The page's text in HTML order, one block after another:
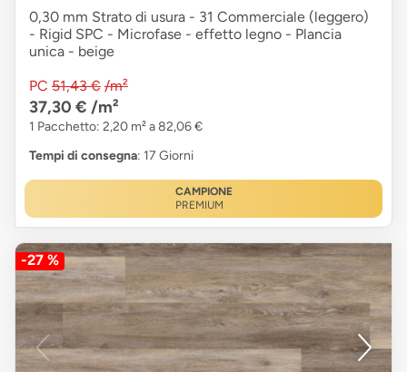
0,30 mm Strato di usura - 31 Commerciale (leggero)
- Rigid SPC - Microfase - effetto legno - Plancia
unica - beige
PC 51,43 € /m²
37,30 € /m²
1 Pacchetto: 2,20 m² a 82,06 €
Tempi di consegna: 17 Giorni
CAMPIONE
PREMIUM
-27 %